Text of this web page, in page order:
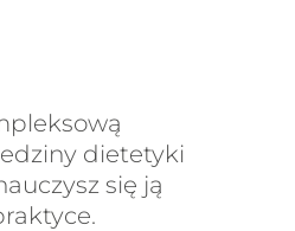
dietetyki
się ją